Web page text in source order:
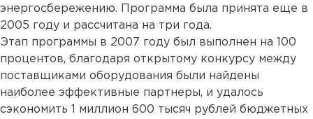
энергосбережению. Программа была принята еще в
2005 году и рассчитана на три года.
Этап программы в 2007 году был выполнен на 100
процентов, благодаря открытому конкурсу между
поставщиками оборудования были найдены
наиболее эффективные партнеры, и удалось
сэкономить 1 миллион 600 тысяч рублей бюджетных